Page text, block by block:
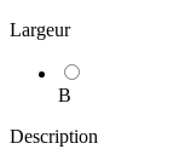
Largeur
B
Description